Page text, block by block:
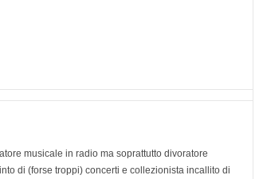
musicale in radio ma soprattutto divoratore
di (forse troppi) concerti e collezionista incallito di